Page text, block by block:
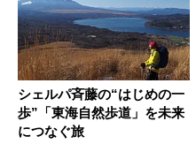
シェルパ斉藤の“はじめの一
歩”「東海自然歩道」を未来
につなぐ旅